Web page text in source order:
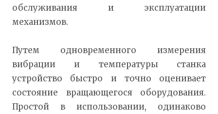
обслуживания и эксплуатации
механизмов.
Путем одновременного измерения
вибрации и температуры станка
устройство быстро и точно оценивает
состояние вращающегося оборудования.
Простой в использовании, одинаково